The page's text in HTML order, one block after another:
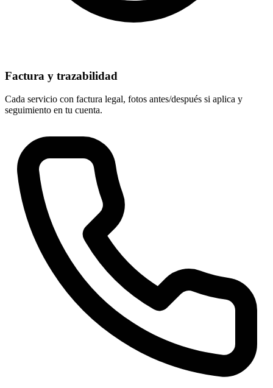
Factura y trazabilidad
Cada servicio con factura legal, fotos antes/después si aplica y
seguimiento en tu cuenta.